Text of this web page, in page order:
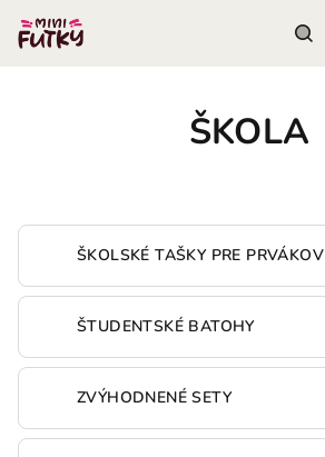
obsah
ŠKOLA
ŠKOLSKÉ TAŠKY PRE PRVÁKOV
ŠTUDENTSKÉ BATOHY
ZVÝHODNENÉ SETY